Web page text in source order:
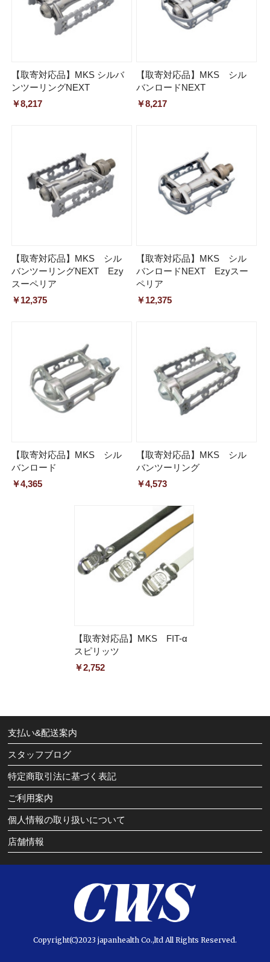
【取寄対応品】MKS シルバ
ンツーリングNEXT
￥8,217
【取寄対応品】MKS シル
バンロードNEXT
￥8,217
【取寄対応品】MKS シル
バンツーリングNEXT Ezy
スーペリア
￥12,375
【取寄対応品】MKS シル
バンロードNEXT Ezyスー
ペリア
￥12,375
【取寄対応品】MKS シル
バンロード
￥4,365
【取寄対応品】MKS シル
バンツーリング
￥4,573
【取寄対応品】MKS FIT-α
スピリッツ
￥2,752
支払い&配送案内
スタッフブログ
特定商取引法に基づく表記
ご利用案内
個人情報の取り扱いについて
店舗情報
Copyright(C)2023 japanhealth Co.,ltd All Rights Reserved.